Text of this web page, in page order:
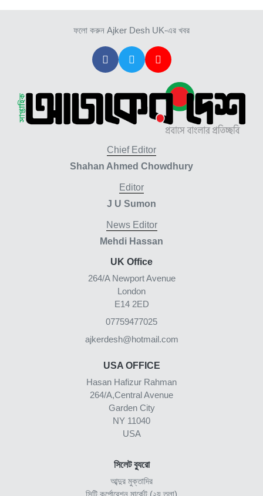
রাজনৈতিক লড়াইয়ে জিততে হলে সাংস্কৃতিক...
২ সপ্তাহ আগে
ফলো করুন Ajker Desh UK-এর খবর
Chief Editor
Shahan Ahmed Chowdhury
Editor
J U Sumon
News Editor
Mehdi Hassan
UK Office
264/A Newport Avenue
London
E14 2ED
07759477025
ajkerdesh@hotmail.com
USA OFFICE
Hasan Hafizur Rahman
264/A,Central Avenue
Garden City
NY 11040
USA
সিলেট ব্যুরো
আব্দুর মুক্তাদির
সিটি কর্পোরেশন মার্কেট (২য় তলা)